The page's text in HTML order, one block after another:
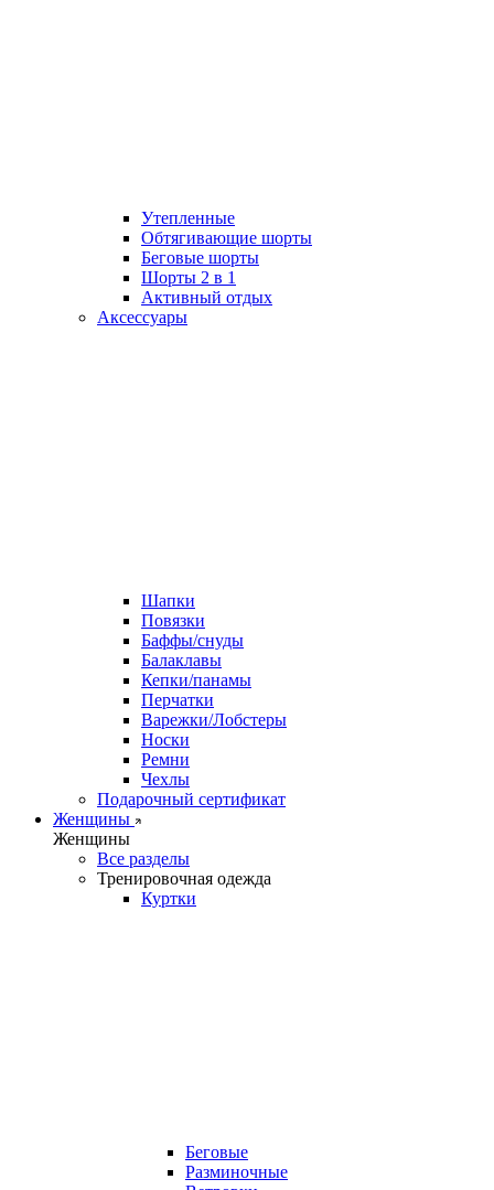
Утепленные
Обтягивающие шорты
Беговые шорты
Шорты 2 в 1
Активный отдых
Аксессуары
Шапки
Повязки
Баффы/снуды
Балаклавы
Кепки/панамы
Перчатки
Варежки/Лобстеры
Носки
Ремни
Чехлы
Подарочный сертификат
Женщины
Женщины
Все разделы
Тренировочная одежда
Куртки
Беговые
Разминочные